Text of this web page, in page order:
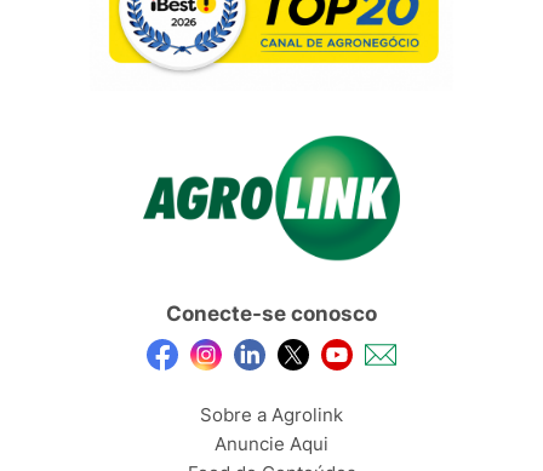
Conecte-se conosco
Sobre a Agrolink
Anuncie Aqui